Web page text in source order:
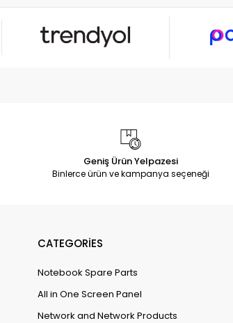
Geniş Ürün Yelpazesi
Binlerce ürün ve kampanya seçeneği
CATEGORİES
Notebook Spare Parts
All in One Screen Panel
Network and Network Products